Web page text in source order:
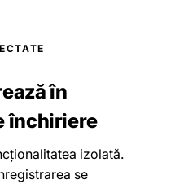
în
închiriere
izolată.
se